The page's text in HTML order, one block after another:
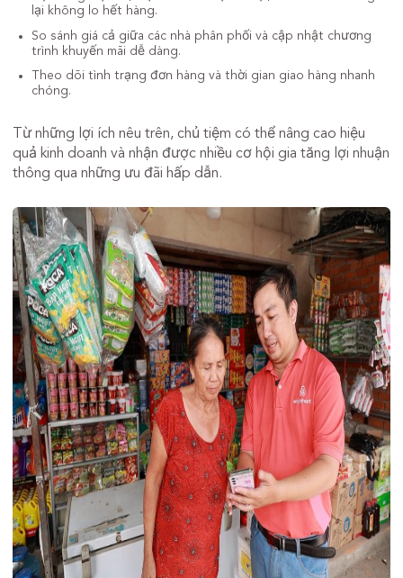
lại không lo hết hàng.
So sánh giá cả giữa các nhà phân phối và cập nhật chương
trình khuyến mãi dễ dàng.
Theo dõi tình trạng đơn hàng và thời gian giao hàng nhanh
chóng.
Từ những lợi ích nêu trên, chủ tiệm có thể nâng cao hiệu
quả kinh doanh và nhận được nhiều cơ hội gia tăng lợi nhuận
thông qua những ưu đãi hấp dẫn.